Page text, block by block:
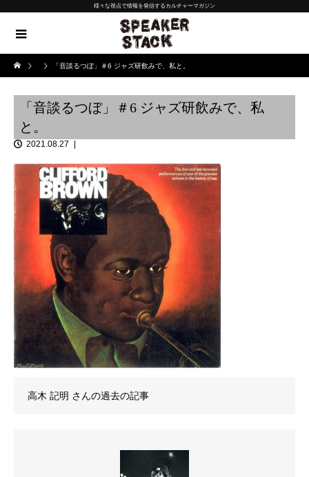
様々な視点で情報を発信するカルチャーマガジン
「音談るつぼ」＃6 ジャズ研飲みで、私と。
「音談るつぼ」＃6 ジャズ研飲みで、私
と。
2021.08.27
高木 記明 さんの過去の記事